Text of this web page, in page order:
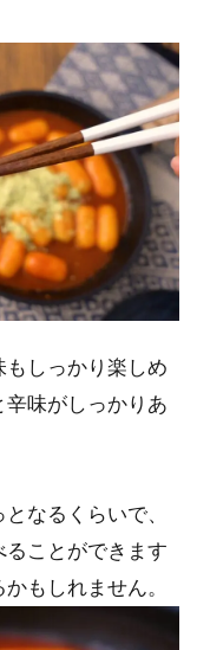
もしっかり楽しめ
味がしっかりあ
なるくらいで、
ことができます
もしれません。